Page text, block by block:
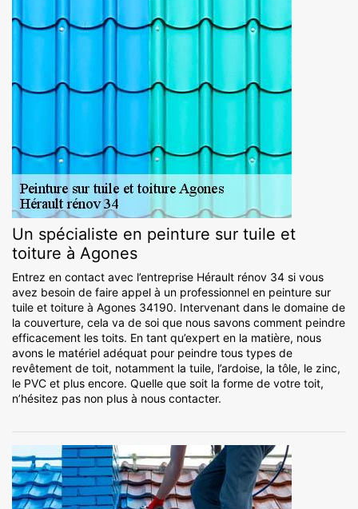
Un spécialiste en peinture sur tuile et
toiture à Agones
Entrez en contact avec l’entreprise Hérault rénov 34 si vous
avez besoin de faire appel à un professionnel en peinture sur
tuile et toiture à Agones 34190. Intervenant dans le domaine de
la couverture, cela va de soi que nous savons comment peindre
efficacement les toits. En tant qu’expert en la matière, nous
avons le matériel adéquat pour peindre tous types de
revêtement de toit, notamment la tuile, l’ardoise, la tôle, le zinc,
le PVC et plus encore. Quelle que soit la forme de votre toit,
n’hésitez pas non plus à nous contacter.